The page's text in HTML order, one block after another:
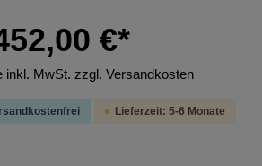
€*
inkl. MwSt. zzgl. Versandkosten
Lieferzeit: 5-6 Monate